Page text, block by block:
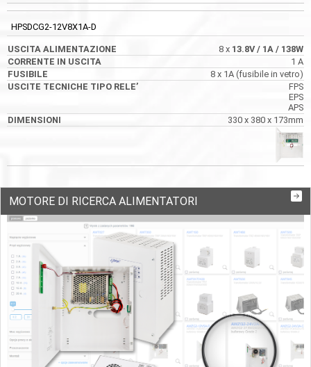
HPSDCG2-12V8X1A-D
8 x 13.8V/ 1A / 138W
1 A
8 x 1A (fusibile in vetro)
FPS
EPS
APS
330 x 380 x 173mm
MOTORE DI RICERCA ALIMENTATORI